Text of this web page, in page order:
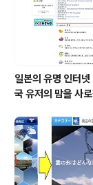
서비스도 함께 언론에
이들 서비스는..
일본의 유명 인터
국 유저의 맘을 사